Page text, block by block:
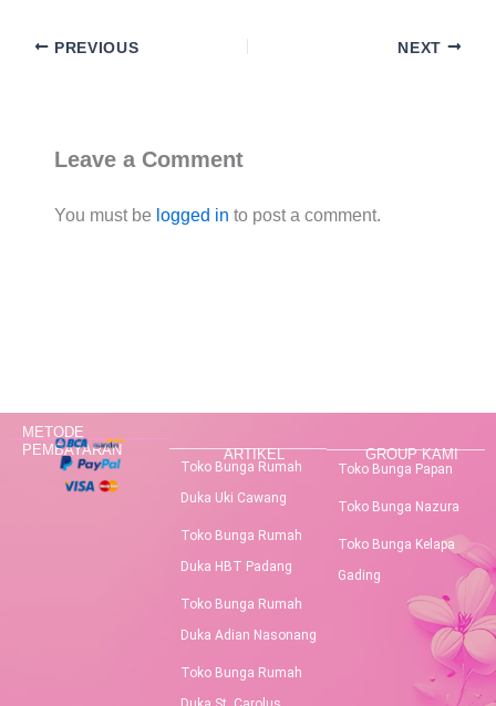
PREVIOUS NEXT
Leave a Comment
You must be logged in to post a comment.
METODE
PEMBAYARAN
ARTIKEL
Toko Bunga Rumah
Duka Uki Cawang
Toko Bunga Rumah
Duka HBT Padang
Toko Bunga Rumah
Duka Adian Nasonang
Toko Bunga Rumah
GROUP KAMI
Toko Bunga Papan
Toko Bunga Nazura
Toko Bunga Kelapa
Gading